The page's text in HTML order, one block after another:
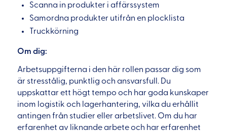
Scanna in produkter i affärssystem
Samordna produkter utifrån en plocklista
Truckkörning
Om dig:
Arbetsuppgifterna i den här rollen passar dig som
är stresstålig, punktlig och ansvarsfull. Du
uppskattar ett högt tempo och har goda kunskaper
inom logistik och lagerhantering, vilka du erhållit
antingen från studier eller arbetslivet. Om du har
erfarenhet av liknande arbete och har erfarenhet